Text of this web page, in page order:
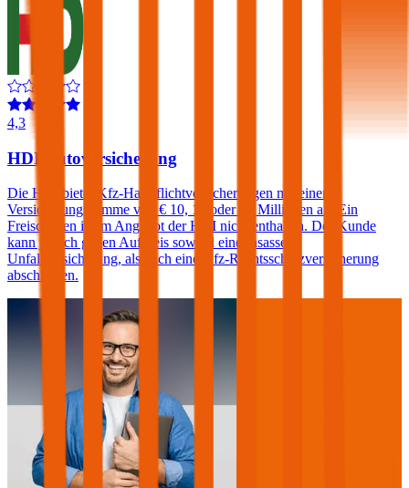
4,3
HDI Autoversicherung
Die HDI bietet Kfz-Haftpflichtversicherungen mit einer
Versicherungssumme von € 10, 15 oder 20 Millionen an. Ein
Freischaden ist im Angebot der HDI nicht enthalten. Der Kunde
kann jedoch gegen Aufpreis sowohl eine Insassen-
Unfallversicherung, als auch eine Kfz-Rechtsschutzversicherung
abschließen.